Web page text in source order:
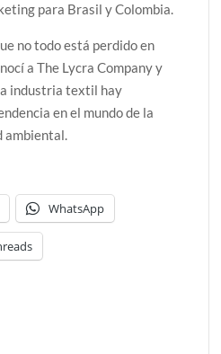
para Brasil y Colombia.
no todo está perdido en
a The Lycra Company y
industria textil hay
en el mundo de la
ambiental.
WhatsApp